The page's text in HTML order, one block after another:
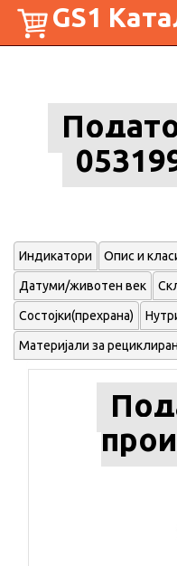
GS1
Индикатори Опис и
Датуми/животен век
Состојки(прехрана)
Материјали за